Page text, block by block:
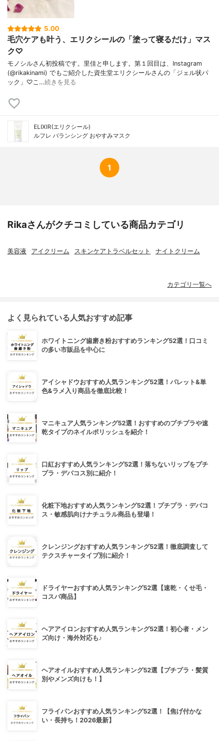
5.00
毛穴ケアも叶う、エリクシールの「塗って寝るだけ」マス
ク♡
モノシルさん初投稿です。里佳と申します。第１回目は、Instagram
(@rikakinami) でもご紹介した資生堂エリクシールさんの「ジェル状パ
ック」♡こ…続きを見る
ELIXIR(エリクシール)
ルフレ バランシング おやすみマスク
1
Rikaさんがクチコミしている商品カテゴリ
美容液 アイクリーム スキンケアトラベルセット ナイトクリーム
カテゴリ一覧へ
よく見られている人気おすすめ記事
ホワイトニング歯磨き粉おすすめランキング52選！口コミ
の多い市販品を中心に
アイシャドウおすすめ人気ランキング52選！パレット&単
色&ラメ入り商品を徹底比較！
マニキュア人気ランキング52選！おすすめのプチプラや速
乾タイプのネイルポリッシュを紹介！
口紅おすすめ人気ランキング52選！落ちないリップをプチ
プラ・デパコス別に紹介！
化粧下地おすすめ人気ランキング52選！プチプラ・デパコ
ス・敏感肌向けナチュラル商品も登場！
クレンジングおすすめ人気ランキング52選！徹底調査して
テクスチャータイプ別に紹介！
ドライヤーおすすめ人気ランキング52選【速乾・くせ毛・
コスパ商品】
ヘアアイロンおすすめ人気ランキング52選！初心者・メン
ズ向け・海外対応も♪
ヘアオイルおすすめ人気ランキング52選【プチプラ・髪質
別やメンズ向けも！】
フライパンおすすめ人気ランキング52選！【焦げ付かな
い・長持ち！2026最新】